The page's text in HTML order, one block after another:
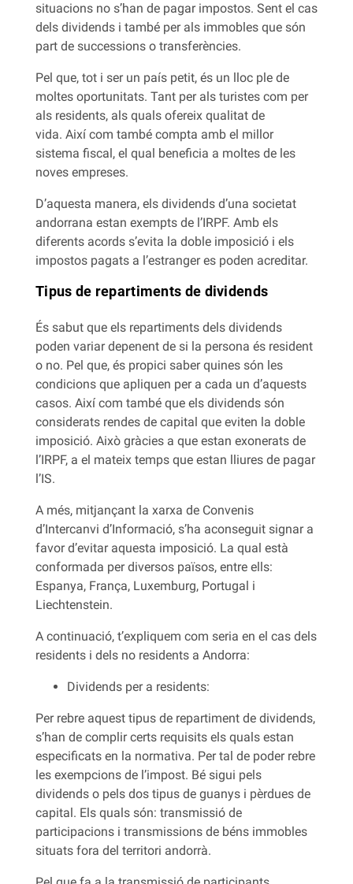
situacions no s’han de pagar impostos. Sent el cas
dels dividends i també per als immobles que són
part de successions o transferències.
Pel que, tot i ser un país petit, és un lloc ple de
moltes oportunitats. Tant per als turistes com per
als residents, als quals ofereix qualitat de
vida. Així com també compta amb el millor
sistema fiscal, el qual beneficia a moltes de les
noves empreses.
D’aquesta manera, els dividends d’una societat
andorrana estan exempts de l’IRPF. Amb els
diferents acords s’evita la doble imposició i els
impostos pagats a l’estranger es poden acreditar.
Tipus de repartiments de dividends
És sabut que els repartiments dels dividends
poden variar depenent de si la persona és resident
o no. Pel que, és propici saber quines són les
condicions que apliquen per a cada un d’aquests
casos. Així com també que els dividends són
considerats rendes de capital que eviten la doble
imposició. Això gràcies a que estan exonerats de
l’IRPF, a el mateix temps que estan lliures de pagar
l’IS.
A més, mitjançant la xarxa de Convenis
d’Intercanvi d’Informació, s’ha aconseguit signar a
favor d’evitar aquesta imposició. La qual està
conformada per diversos països, entre ells:
Espanya, França, Luxemburg, Portugal i
Liechtenstein.
A continuació, t’expliquem com seria en el cas dels
residents i dels no residents a Andorra:
Dividends per a residents:
Per rebre aquest tipus de repartiment de dividends,
s’han de complir certs requisits els quals estan
especificats en la normativa. Per tal de poder rebre
les exempcions de l’impost. Bé sigui pels
dividends o pels dos tipus de guanys i pèrdues de
capital. Els quals són: transmissió de
participacions i transmissions de béns immobles
situats fora del territori andorrà.